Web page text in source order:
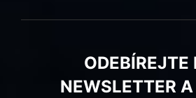
ODEBÍREJTE
NEWSLETTER